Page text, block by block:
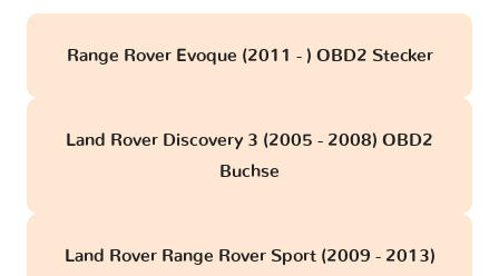
Range Rover Evoque (2011 - ) OBD2 Stecker
Land Rover Discovery 3 (2005 - 2008) OBD2
Buchse
Land Rover Range Rover Sport (2009 - 2013)